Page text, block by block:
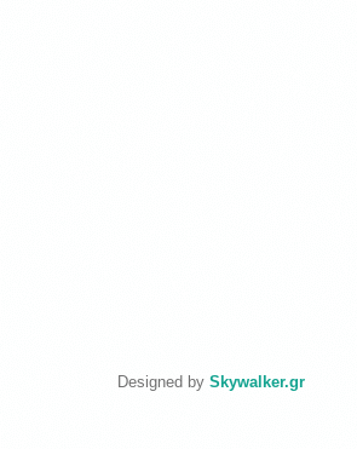
Designed by Skywalker.gr